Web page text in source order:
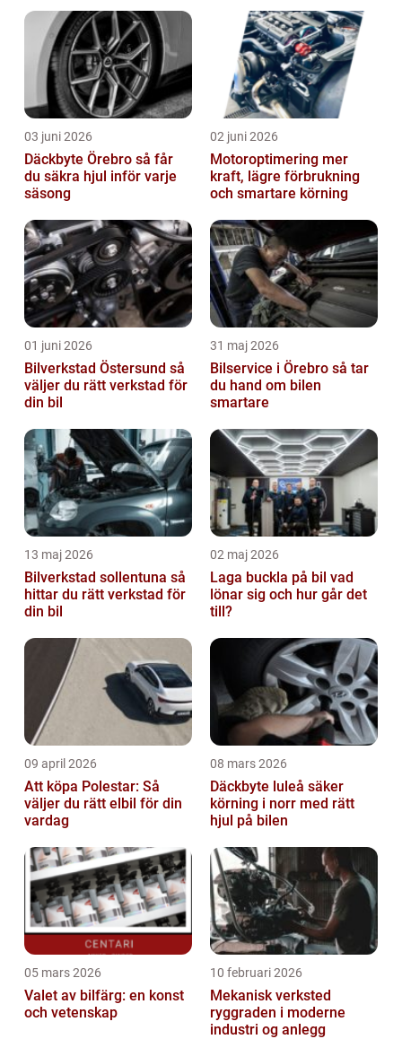
03 juni 2026
Däckbyte Örebro så får
du säkra hjul inför varje
säsong
02 juni 2026
Motoroptimering mer
kraft, lägre förbrukning
och smartare körning
01 juni 2026
Bilverkstad Östersund så
väljer du rätt verkstad för
din bil
31 maj 2026
Bilservice i Örebro så tar
du hand om bilen
smartare
13 maj 2026
Bilverkstad sollentuna så
hittar du rätt verkstad för
din bil
02 maj 2026
Laga buckla på bil vad
lönar sig och hur går det
till?
09 april 2026
Att köpa Polestar: Så
väljer du rätt elbil för din
vardag
08 mars 2026
Däckbyte luleå säker
körning i norr med rätt
hjul på bilen
05 mars 2026
Valet av bilfärg: en konst
och vetenskap
10 februari 2026
Mekanisk verksted
ryggraden i moderne
industri og anlegg